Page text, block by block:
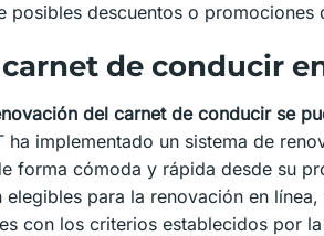
posibles descuentos o promociones
de conducir
del carnet de conducir se
ha implementado un sistema de
forma cómoda y rápida desde su
para la renovación en
con los criterios establecidos por